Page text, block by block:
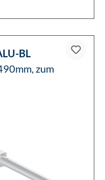
BL
zum